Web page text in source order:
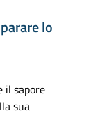
lo
il sapore
sua